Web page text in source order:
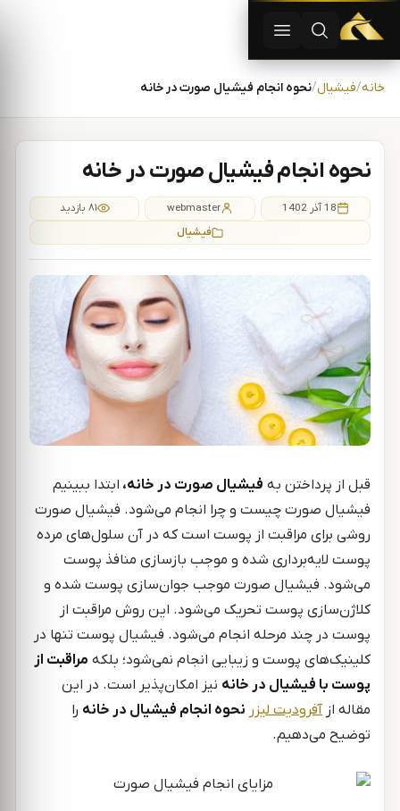
پرش به محتوا
دستگاه لیزر موهای زاید | دستگاه لاغری | آفرودیت لیزر —
باز کردن جستجو
باز کردن منو
خانه فیشیال نحوه انجام فیشیال صورت در خانه
نحوه انجام فیشیال صورت در خانه
18 آذر 1402 webmaster
۸۱ بازدید
فیشیال
قبل از پرداختن به فیشیال صورت در خانه، ابتدا ببینیم
فیشیال صورت چیست و چرا انجام می‌شود. فیشیال صورت
روشی برای مراقبت از پوست است که در آن سلول‌های مرده‌
پوست لایه‌برداری شده و موجب بازسازی منافذ پوست
می‌شود. فیشیال صورت موجب جوان‌سازی پوست شده و
کلاژن‌سازی پوست تحریک می‌شود. این روش مراقبت از
پوست در چند مرحله انجام می‌شود. فیشیال پوست تنها در
کلینیک‌های پوست و زیبایی انجام نمی‌شود؛ بلکه مراقبت از
پوست با فیشیال در خانه نیز امکان‌پذیر است. در این
مقاله از آفرودیت لیزر نحوه انجام فیشیال در خانه را
توضیح می‌دهیم.